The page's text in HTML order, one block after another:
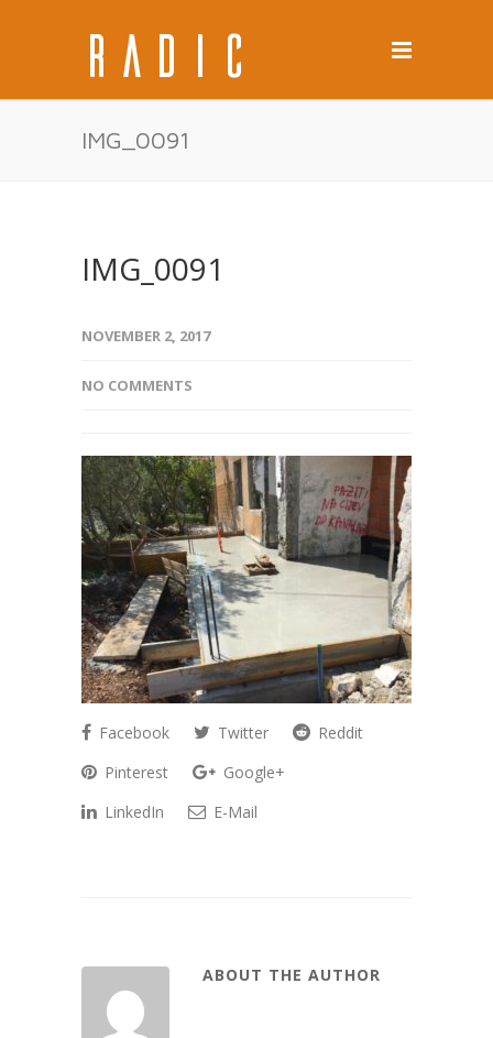
IMG_0091
IMG_0091
NOVEMBER 2, 2017
NO COMMENTS
Facebook Twitter
Reddit
Pinterest
Google+
LinkedIn
E-Mail
ABOUT THE AUTHOR